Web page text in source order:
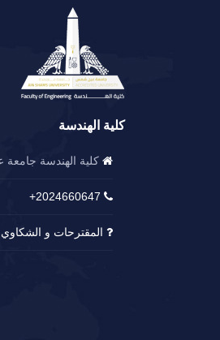
كلية الهندسة
كلية الهندسة
2024660647+
المقترحات و الشكاوي